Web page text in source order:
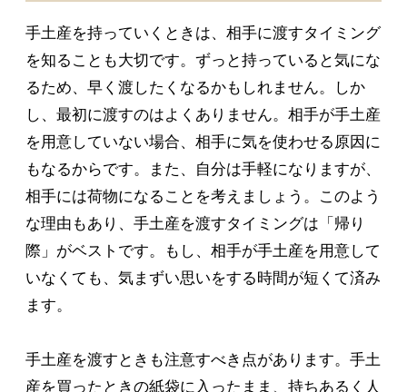
手土産を持っていくときは、相手に渡すタイミング
を知ることも大切です。ずっと持っていると気にな
るため、早く渡したくなるかもしれません。しか
し、最初に渡すのはよくありません。相手が手土産
を用意していない場合、相手に気を使わせる原因に
もなるからです。また、自分は手軽になりますが、
相手には荷物になることを考えましょう。このよう
な理由もあり、手土産を渡すタイミングは「帰り
際」がベストです。もし、相手が手土産を用意して
いなくても、気まずい思いをする時間が短くて済み
ます。
手土産を渡すときも注意すべき点があります。手土
産を買ったときの紙袋に入ったまま、持ちあるく人